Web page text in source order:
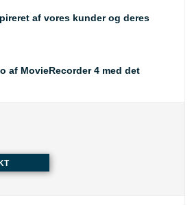
af vores kunder og deres
af MovieRecorder 4 med det